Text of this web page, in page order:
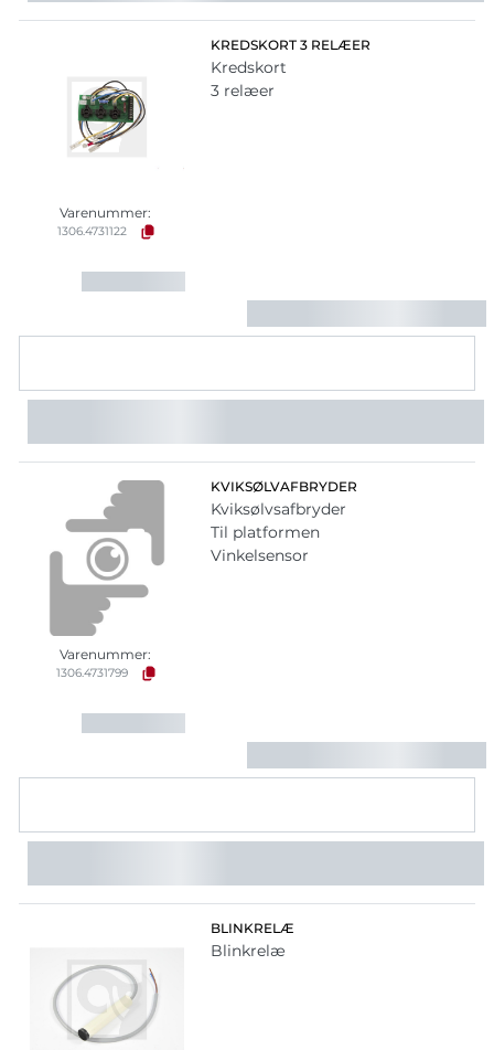
Varenummer:
1306.4731122
KREDSKORT 3 RELÆER
Kredskort
3 relæer
Varenummer:
1306.4731799
KVIKSØLVAFBRYDER
Kviksølvsafbryder
Til platformen
Vinkelsensor
BLINKRELÆ
Blinkrelæ